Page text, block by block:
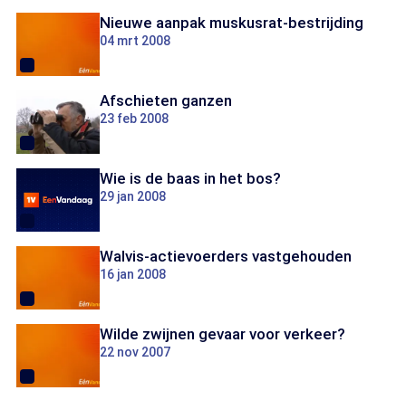
Nieuwe aanpak muskusrat-bestrijding
04 mrt 2008
Afschieten ganzen
23 feb 2008
Wie is de baas in het bos?
29 jan 2008
Walvis-actievoerders vastgehouden
16 jan 2008
Wilde zwijnen gevaar voor verkeer?
22 nov 2007